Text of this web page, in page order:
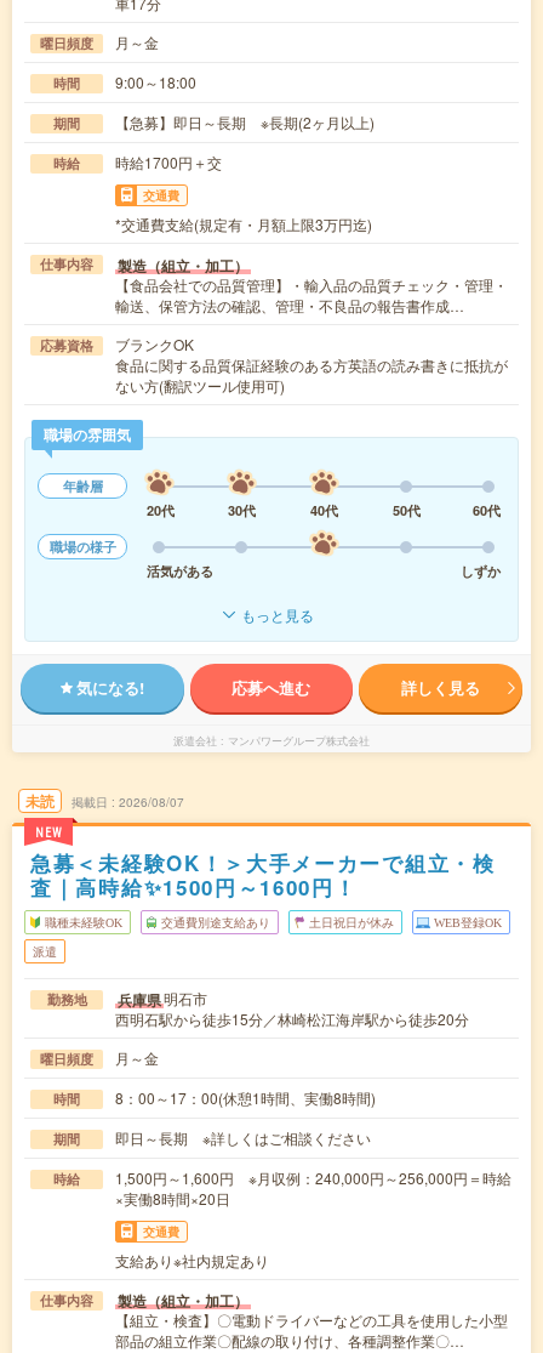
曜日頻度 月～金
時間 9:00～18:00
期間 【急募】即日～長期 ※長期(2ヶ月以上)
時給 時給1700円＋交
交通費
*交通費支給(規定有・月額上限3万円迄)
仕事内容 製造（組立・加工）
【食品会社での品質管理】・輸入品の品質チェック・管理・
輸送、保管方法の確認、管理・不良品の報告書作成…
応募資格
ブランクOK
食品に関する品質保証経験のある方英語の読み書きに抵抗が
ない方(翻訳ツール使用可)
職場の雰囲気
年齢層
20代
30代 40代 50代
60代
職場の様子
活気がある
しずか
もっと見る
気になる! 応募へ進む 詳しく見る
派遣会社 マンパワーグループ株式会社
未読
NEW
掲載日 2026/08/07
急募＜未経験OK！＞大手メーカーで組立・検
査｜高時給✨1500円～1600円！
職種未経験OK 交通費別途支給あり 土日祝日が休み WEB登録OK
派遣
勤務地 兵庫県明石市
西明石駅から徒歩15分／林崎松江海岸駅から徒歩20分
曜日頻度 月～金
時間 8：00～17：00(休憩1時間、実働8時間)
期間 即日～長期 ※詳しくはご相談ください
時給
1,500円～1,600円 ※月収例：240,000円～256,000円＝時給
×実働8時間×20日
交通費
支給あり※社内規定あり
仕事内容 製造（組立・加工）
【組立・検査】〇電動ドライバーなどの工具を使用した小型
部品の組立作業〇配線の取り付け、各種調整作業〇…